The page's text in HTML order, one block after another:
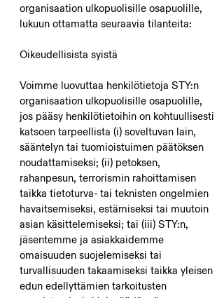
organisaation ulkopuolisille osapuolille,
lukuun ottamatta seuraavia tilanteita:
Oikeudellisista syistä
Voimme luovuttaa henkilötietoja STY:n
organisaation ulkopuolisille osapuolille,
jos pääsy henkilötietoihin on kohtuullisesti
katsoen tarpeellista (i) soveltuvan lain,
sääntelyn tai tuomioistuimen päätöksen
noudattamiseksi; (ii) petoksen,
rahanpesun, terrorismin rahoittamisen
taikka tietoturva- tai teknisten ongelmien
havaitsemiseksi, estämiseksi tai muutoin
asian käsittelemiseksi; tai (iii) STY:n,
jäsentemme ja asiakkaidemme
omaisuuden suojelemiseksi tai
turvallisuuden takaamiseksi taikka yleisen
edun edellyttämien tarkoitusten